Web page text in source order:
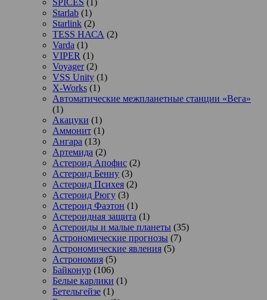
Starlab (1)
Starlink (2)
TESS НАСА (2)
Varda (1)
VIPER (1)
Voyager(2)
VSS Unity (1)
X-Works (1)
Автоматические межпланетные станции «Вега»
(1)
Акацуки (1)
Аммонит (1)
Ангара (13)
Артемида (2)
Астероид Апофис (2)
Астероид Бенну (3)
Астероид Психея (2)
Астероид Рюгу (3)
Астероид Фаэтон (1)
Астероидная защита (1)
Астероиды и малые планеты (35)
Астрономические прогнозы (7)
Астрономические явления (5)
Астрономия (5)
Байконур (106)
Белые карлики (1)
Бетельгейзе (1)